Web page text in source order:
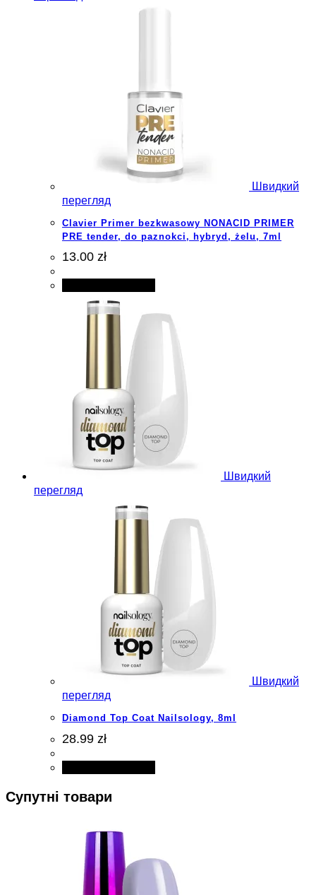
Швидкий
перегляд
Clavier Primer bezkwasowy NONACID PRIMER
PRE tender, do paznokci, hybryd, żelu, 7ml
13.00 zł
Швидкий
перегляд
Швидкий
перегляд
Diamond Top Coat Nailsology, 8ml
28.99 zł
Супутні товари